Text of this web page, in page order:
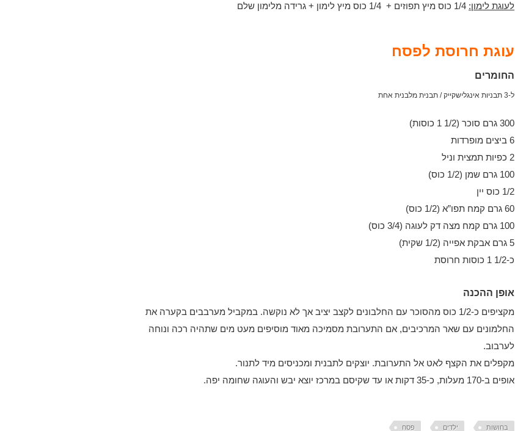
לעוגת לימון:
עוגת חרוסת לפסח
החומרים
ל-3 תבניות אינגלישקייק / תבנית מלבנית אחת
300 גרם סוכר (1/2 1 כוסות)
6 ביצים מופרדות
2 כפיות תמצית וניל
100 גרם שמן (1/2 כוס)
1/2 כוס יין
60 גרם קמח תפו”א (1/2 כוס)
100 גרם קמח מצה דק לעוגה (3/4 כוס)
5 גרם אבקת אפייה (1/2 שקית)
כ-1/2 1 כוסות חרוסת
אופן ההכנה
מקציפים כ-1/2 כוס מהסוכר עם החלבונים לקצב יציב אך לא נוקשה. במקביל מערבבים בקערה את
החלמונים עם שאר המרכיבים, אם התערובת מסמיכה מאוד מוסיפים מעט מים שתהיה רכה ונוחה
לערבוב.
מקפלים את הקצף לאט אל התערובת. יוצקים לתבנית ומכניסים מיד לתנור.
אופים ב-170 מעלות, כ-35 דקות או עד שקיסם במרכז יוצא יבש והעוגה שחומה יפה.
בחושות ילדים פסח